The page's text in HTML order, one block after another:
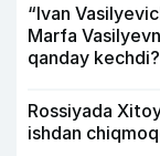
“Ivan
Marfa
qanday kechdi?
Rossiyada
ishdan